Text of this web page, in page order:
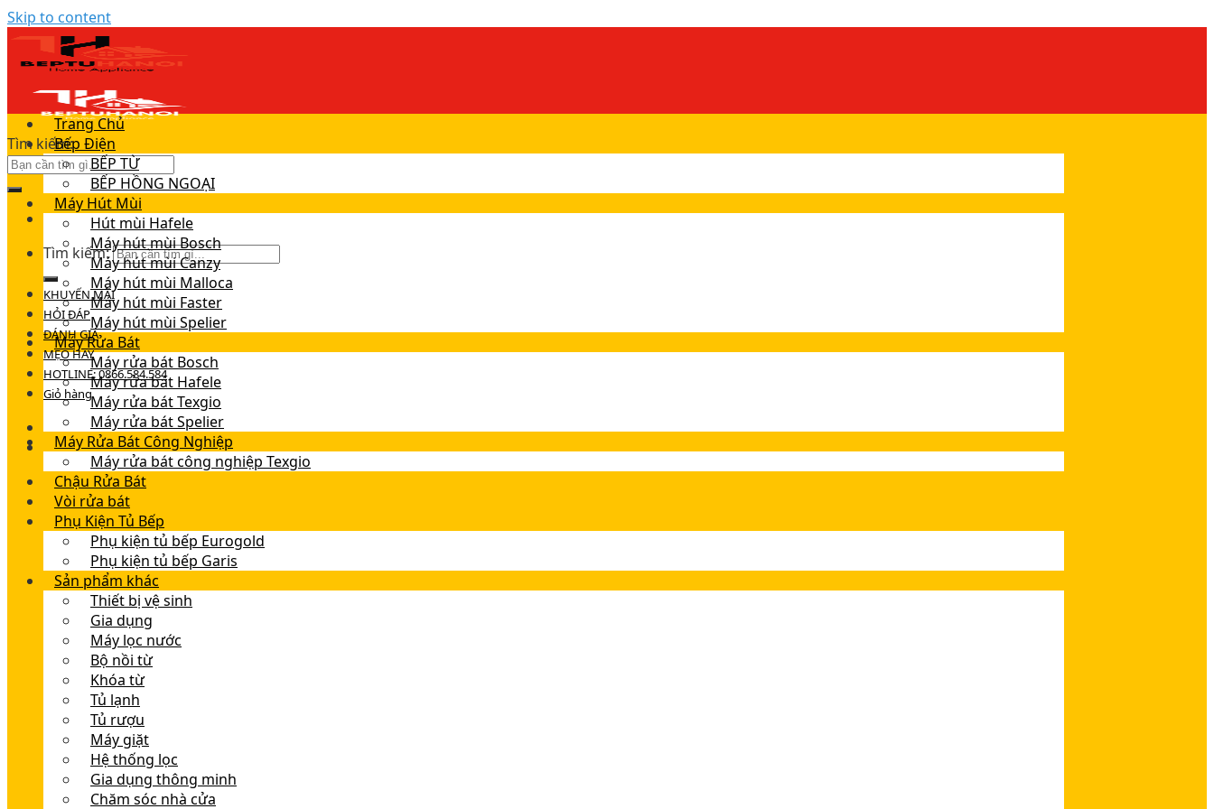
Skip to content
Tìm kiếm:
Tìm kiếm:
KHUYẾN MÃI
HỎI ĐÁP
ĐÁNH GIÁ
MẸO HAY
HOTLINE: 0866.584.584
Giỏ hàng
Trang Chủ
Bếp Điện
BẾP TỪ
BẾP HỒNG NGOẠI
Máy Hút Mùi
Hút mùi Hafele
Máy hút mùi Bosch
Máy hút mùi Canzy
Máy hút mùi Malloca
Máy hút mùi Faster
Máy hút mùi Spelier
Máy Rửa Bát
Máy rửa bát Bosch
Máy rửa bát Hafele
Máy rửa bát Texgio
Máy rửa bát Spelier
Máy Rửa Bát Công Nghiệp
Máy rửa bát công nghiệp Texgio
Chậu Rửa Bát
Vòi rửa bát
Phụ Kiện Tủ Bếp
Phụ kiện tủ bếp Eurogold
Phụ kiện tủ bếp Garis
Sản phẩm khác
Thiết bị vệ sinh
Gia dụng
Máy lọc nước
Bộ nồi từ
Khóa từ
Tủ lạnh
Tủ rượu
Máy giặt
Hệ thống lọc
Gia dụng thông minh
Chăm sóc nhà cửa